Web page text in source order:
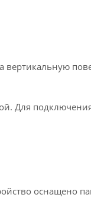
вертикальную
Для
оснащено